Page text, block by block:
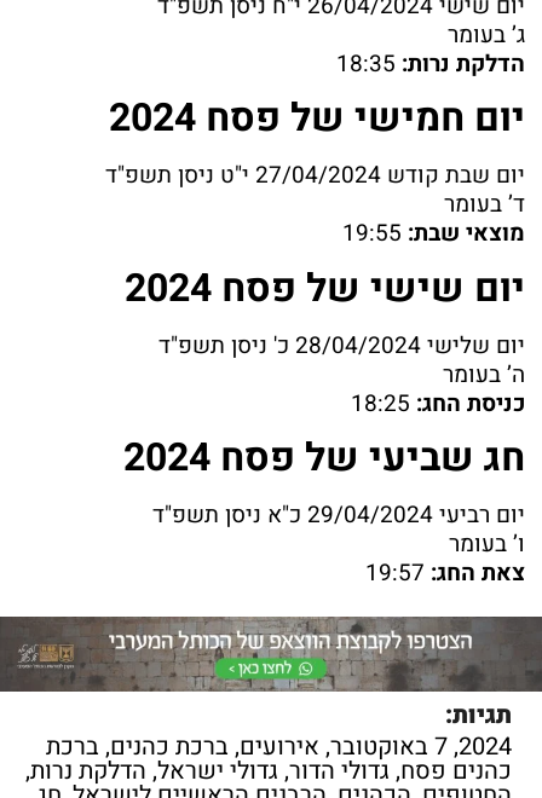
ג’ בעומר
הדלקת נרות:
יום חמישי של פסח 2024
יום שבת קודש 27/04/2024 י"ט ניסן תשפ"ד
ד’ בעומר
מוצאי שבת:
יום שישי של פסח 2024
יום שלישי 28/04/2024 כ' ניסן תשפ"ד
ה’ בעומר
כניסת החג:
חג שביעי של פסח 2024
יום רביעי 29/04/2024 כ"א ניסן תשפ"ד
ו’ בעומר
צאת החג:
תגיות:
2024
,7 באוקטובר , אירועים, ברכת כהנים, ברכת
כהנים פסח, גדולי הדור, גדולי ישראל, הדלקת נרות,